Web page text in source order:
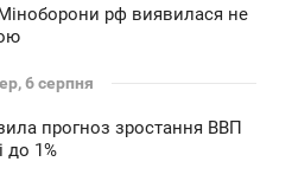
рф виявилася не
6 серпня
прогноз зростання ВВП
до 1%